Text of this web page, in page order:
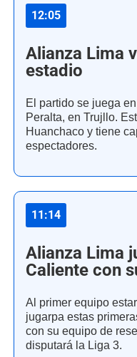
12:05
Alianza Lima
estadio
El partido se juega
Peralta, en Trujllo.
Huanchaco y tiene
espectadores.
11:14
Alianza Lima
Caliente con
Al primer equipo
jugarpa estas
con su equipo de
disputará la Liga 3.